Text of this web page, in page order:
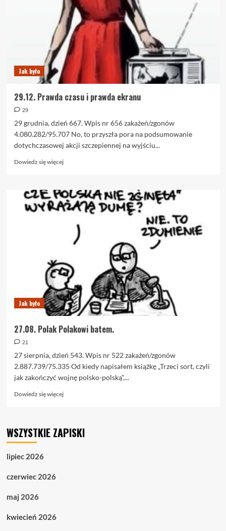
polska
Jak było
29.12. Prawda czasu i prawda ekranu
29
29 grudnia, dzień 667. Wpis nr 656 zakażeń/zgonów
4.080.282/95.707 No, to przyszła pora na podsumowanie
dotychczasowej akcji szczepiennej na wyjściu...
Dowiedz się więcejDowiedz
o
29.12.
Prawda
prawda
ekranu
Jak było
27.08. Polak Polakowi batem.
21
27 sierpnia, dzień 543. Wpis nr 522 zakażeń/zgonów
2.887.739/75.335 Od kiedy napisałem książkę „Trzeci sort, czyli
jak zakończyć wojnę polsko-polską”,...
Dowiedz się więcejDowiedz
27.08.
WSZYSTKIE ZAPISKI
lipiec 2026
czerwiec 2026
maj 2026
kwiecień 2026